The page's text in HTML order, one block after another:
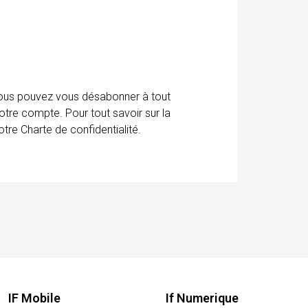
pouvez vous désabonner à tout
compte. Pour tout savoir sur la
Charte de confidentialité.
IF Mobile If Numerique